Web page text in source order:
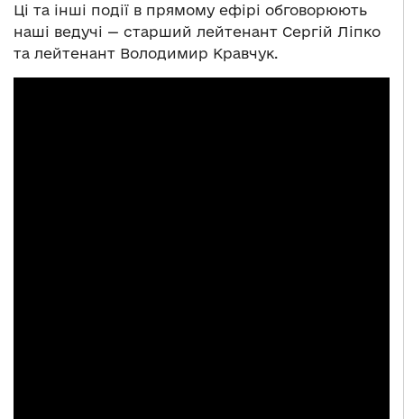
Ці та інші події в прямому ефірі обговорюють
наші ведучі — старший лейтенант Сергій Ліпко
та лейтенант Володимир Кравчук.